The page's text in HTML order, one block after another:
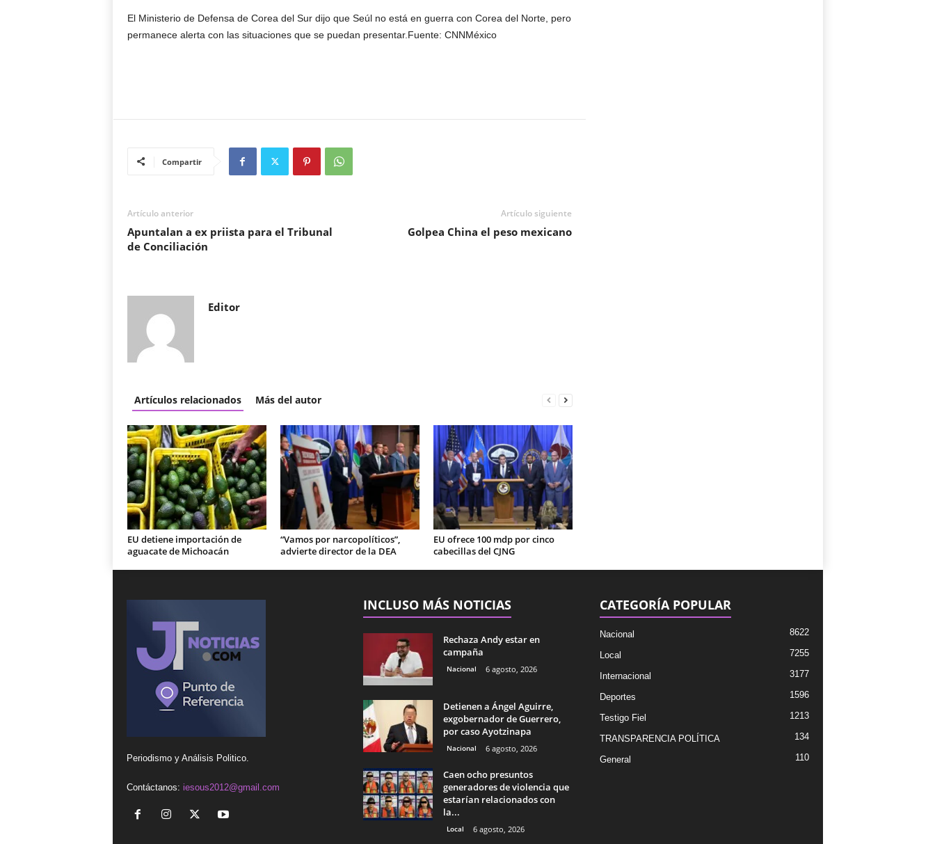
El Ministerio de Defensa de Corea del Sur dijo que Seúl no está en guerra con Corea del Norte, pero
permanece alerta con las situaciones que se puedan presentar.Fuente: CNNMéxico
Compartir
Artículo anterior
Apuntalan a ex priista para el Tribunal
de Conciliación
Artículo siguiente
Golpea China el peso mexicano
Editor
Artículos relacionados Más del autor
EU detiene importación de
aguacate de Michoacán
“Vamos por narcopolíticos”,
advierte director de la DEA
EU ofrece 100 mdp por cinco
cabecillas del CJNG
Periodismo y Análisis Politico.
Contáctanos: iesous2012@gmail.com
INCLUSO MÁS NOTICIAS
Rechaza Andy estar en
campaña
Nacional 6 agosto, 2026
Detienen a Ángel Aguirre,
exgobernador de Guerrero,
por caso Ayotzinapa
Nacional 6 agosto, 2026
Caen ocho presuntos
generadores de violencia que
estarían relacionados con
la...
Local 6 agosto, 2026
CATEGORÍA POPULAR
Nacional 8622
Local 7255
Internacional 3177
Deportes 1596
Testigo Fiel 1213
TRANSPARENCIA POLÍTICA 134
General 110